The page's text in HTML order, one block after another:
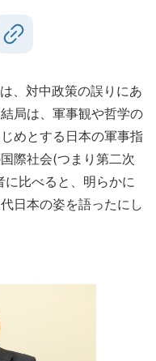
、対中政策の誤りにあ
局は、軍事観や哲学の
めとする日本の軍事指
際社会(つまり第二次
比べると、明らかに
日本の姿を語ったにし